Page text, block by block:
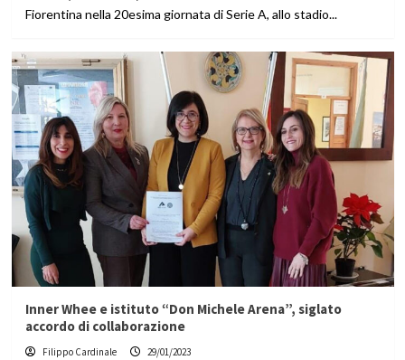
Fiorentina nella 20esima giornata di Serie A, allo stadio...
Inner Whee e istituto “Don Michele Arena”, siglato
accordo di collaborazione
Filippo Cardinale 29/01/2023